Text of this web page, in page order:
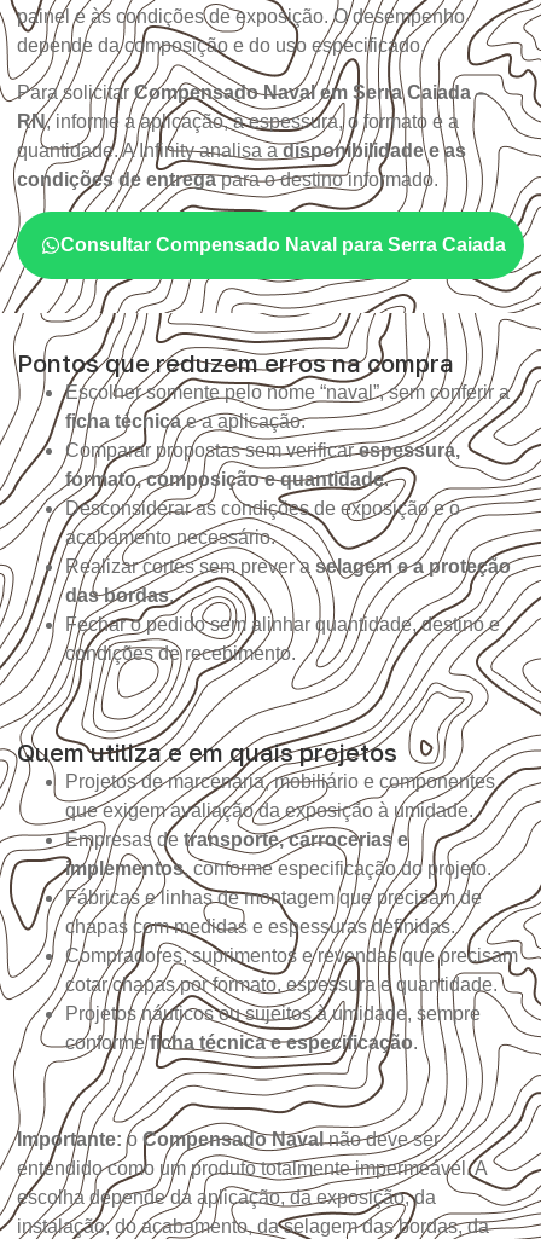
painel e às condições de exposição. O desempenho
depende da composição e do uso especificado.
Para solicitar Compensado Naval em Serra Caiada –
RN, informe a aplicação, a espessura, o formato e a
quantidade. A Infinity analisa adisponibilidade e as
condições de entregapara o destino informado.
Consultar Compensado Naval para Serra Caiada
Pontos que reduzem erros na compra
Escolher somente pelo nome “naval”, sem conferir a
ficha técnicae a aplicação.
Comparar propostas sem verificarespessura,
formato, composição e quantidade.
Desconsiderar as condições de exposição e o
acabamento necessário.
Realizar cortes sem prever a selagem e a proteção
das bordas.
Fechar o pedido sem alinhar quantidade, destino e
condições de recebimento.
Quem utiliza e em quais projetos
Projetos de marcenaria, mobiliário e componentes
que exigem avaliação da exposição à umidade.
Empresas de transporte, carrocerias e
implementos, conforme especificação do projeto.
Fábricas e linhas de montagem que precisam de
chapas com medidas e espessuras definidas.
Compradores, suprimentos e revendas que precisam
cotar chapas por formato, espessura e quantidade.
Projetos náuticos ou sujeitos à umidade, sempre
conformeficha técnica e especificação.
Importante: o Compensado Navalnão deve ser
entendido como um produto totalmente impermeável. A
escolha depende da aplicação, da exposição, da
instalação, do acabamento, da selagem das bordas, da